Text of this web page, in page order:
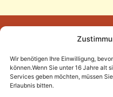
Wir benötigen Ihre Einwilligung,
können.Wenn Sie unter 16 Jahre alt
Services geben möchten, müssen
Erlaubnis bitten.
Tel.: